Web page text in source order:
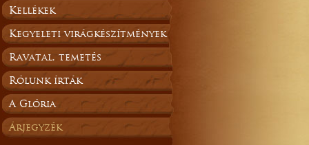
Kellékek
Kegyeleti virágkészítmények
Ravatal, temetés
Rólunk írták
A Glória
Árjegyzék